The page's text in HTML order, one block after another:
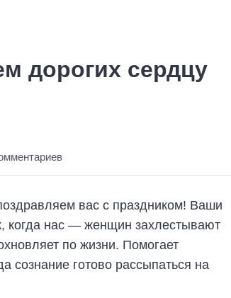
дорогих сердцу
вас с праздником! Ваши
когда нас — женщин захлестывают
по жизни. Помогает
сознание готово рассыпаться на